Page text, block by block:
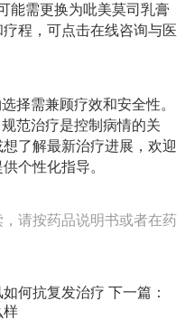
能需更换为吡美莫司乳膏
程，可点击在线咨询与医
择需兼顾疗效和安全性。
范治疗是控制病情的关
了解最新治疗进展，欢迎
个性化指导。
请按药品说明书或者在药
何抗复发治疗 下一篇：
样